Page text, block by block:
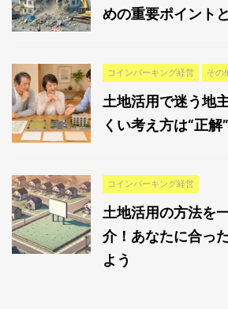
めの重要ポイント
コインパーキング経営 その
土地活用で迷う地
くい考え方は“正解
コインパーキング経営
土地活用の方法を
介！あなたに合っ
よう